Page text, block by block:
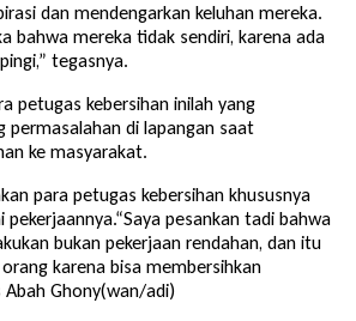
dan mendengarkan keluhan mereka.
bahwa mereka tidak sendiri, karena ada
tegasnya.
petugas kebersihan inilah yang
permasalahan di lapangan saat
ke masyarakat.
para petugas kebersihan khususnya
pesankan tadi bahwa
bukan pekerjaan rendahan, dan itu
karena bisa membersihkan
Abah Ghony(wan/adi)